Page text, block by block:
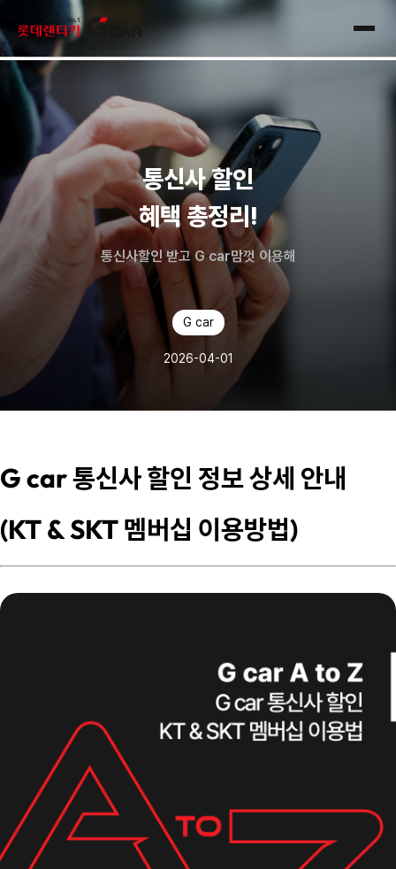
skip navigation
전체
통신사 할인
혜택 총정리!
통신사할인 받고 G car맘껏 이용해
G car
2026-04-01
G car 통신사 할인 정보 상세 안내
(KT & SKT 멤버십 이용방법)